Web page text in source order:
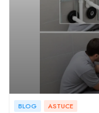
BLOG ASTUCE